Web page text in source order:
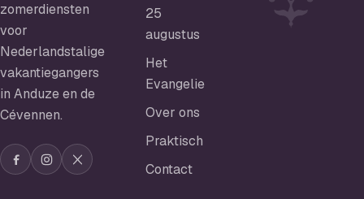
zomerdiensten
voor
Nederlandstalige
vakantiegangers
in Anduze en de
Cévennen.
25
augustus
Het
Evangelie
Over ons
Praktisch
Contact